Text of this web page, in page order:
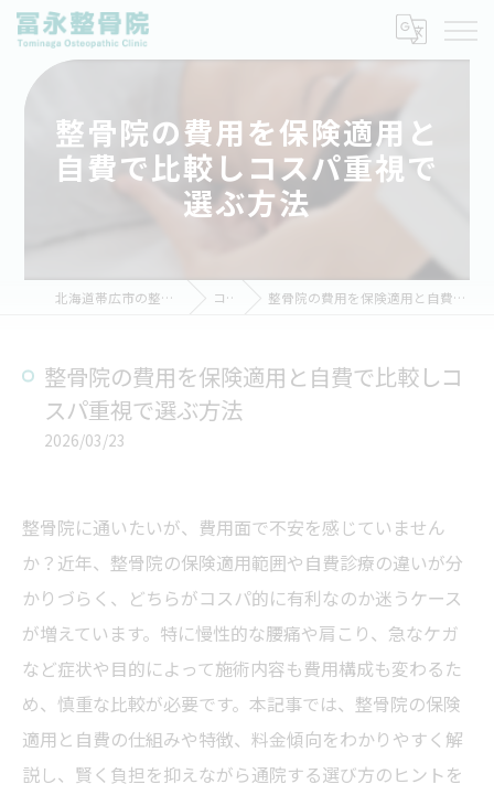
整骨院の費用を保険適用と
自費で比較しコスパ重視で
選ぶ方法
北海道帯広市の整骨院なら冨永整骨院 コラム 整骨院の費用を保険適用と自費で比較しコスパ重視で選ぶ方法
整骨院の費用を保険適用と自費で比較しコ
スパ重視で選ぶ方法
2026/03/23
整骨院に通いたいが、費用面で不安を感じていません
か？近年、整骨院の保険適用範囲や自費診療の違いが分
かりづらく、どちらがコスパ的に有利なのか迷うケース
が増えています。特に慢性的な腰痛や肩こり、急なケガ
など症状や目的によって施術内容も費用構成も変わるた
め、慎重な比較が必要です。本記事では、整骨院の保険
適用と自費の仕組みや特徴、料金傾向をわかりやすく解
説し、賢く負担を抑えながら通院する選び方のヒントを